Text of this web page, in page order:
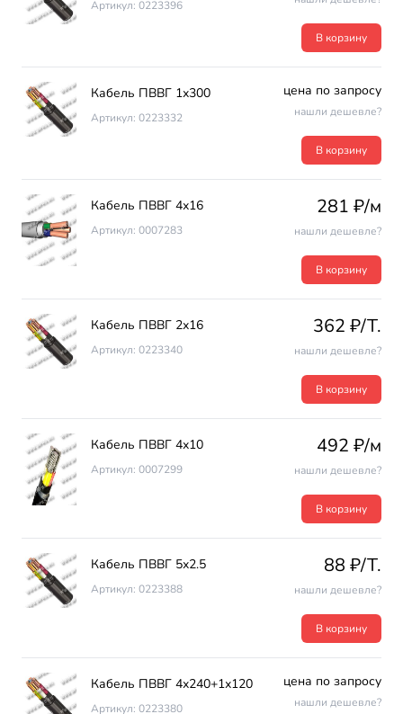
Артикул: 0223396
В корзину
Кабель ПВВГ 1х300
Артикул: 0223332
цена по запросу
нашли дешевле?
В корзину
Кабель ПВВГ 4х16
Артикул: 0007283
281 ₽/м
нашли дешевле?
В корзину
Кабель ПВВГ 2х16
Артикул: 0223340
362 ₽/T.
нашли дешевле?
В корзину
Кабель ПВВГ 4х10
Артикул: 0007299
492 ₽/м
нашли дешевле?
В корзину
Кабель ПВВГ 5х2.5
Артикул: 0223388
88 ₽/T.
нашли дешевле?
В корзину
Кабель ПВВГ 4х240+1х120
Артикул: 0223380
цена по запросу
нашли дешевле?